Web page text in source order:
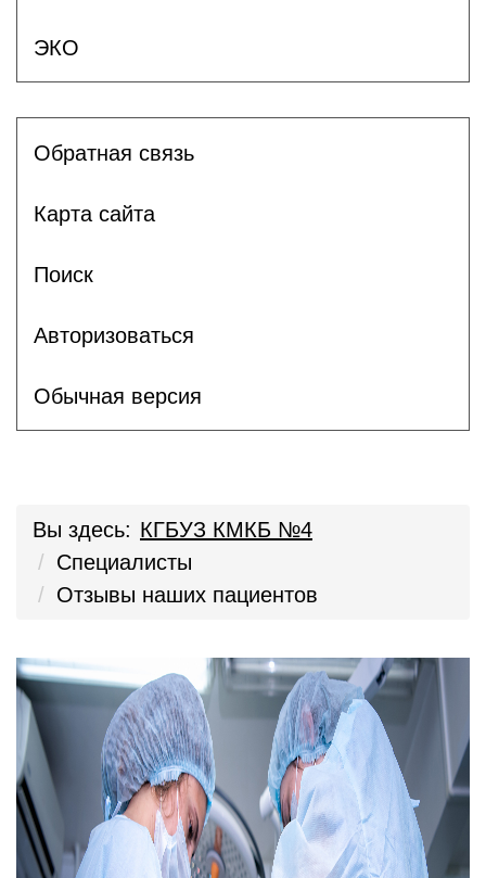
ЭКО
Обратная связь
Карта сайта
Поиск
Авторизоваться
Обычная версия
Вы здесь: КГБУЗ КМКБ №4
Специалисты
Отзывы наших пациентов